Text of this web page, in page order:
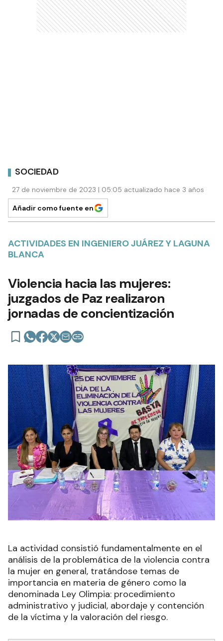
SOCIEDAD
27 de noviembre de 2023 | 05:05 actualizado hace 3 años
Añadir como fuente en
ACTIVIDADES EN INGENIERO JUÁREZ Y LAGUNA
BLANCA
Violencia hacia las mujeres:
juzgados de Paz realizaron
jornadas de concientización
La actividad consistió fundamentalmente en el
análisis de la problemática de la violencia contra
la mujer en general, tratándose temas de
importancia en materia de género como la
denominada Ley Olimpia: procedimiento
administrativo y judicial, abordaje y contención
de la víctima y la valoración del riesgo.